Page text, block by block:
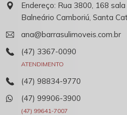
Endereço: Rua 3800, 168
Balneário Camboriú, Santa
ana@barrasulimoveis.com.br
(47) 3367-0090
ATENDIMENTO
(47) 98834-9770
(47) 99906-3900
(47) 99641-7007